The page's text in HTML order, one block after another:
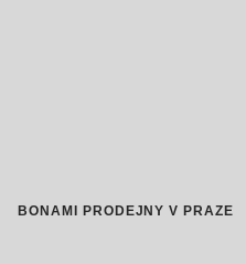
BONAMI PRODEJNY V PRAZE